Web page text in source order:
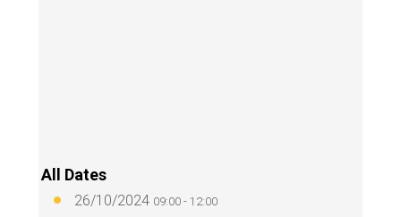
All Dates
26/10/2024 09:00 - 12:00